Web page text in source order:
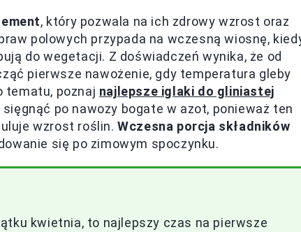
, który pozwala na ich zdrowy wzrost oraz
polowych przypada na wczesną wiosnę,
do wegetacji. Z doświadczeń wynika, że od
pierwsze nawożenie, gdy temperatura gleby
tematu, poznaj najlepsze iglaki do gliniastej
po nawozy bogate w azot, ponieważ ten
wzrost roślin.Wczesna porcja składników
się po zimowym spoczynku.
kwietnia, to najlepszy czas na pierwsze